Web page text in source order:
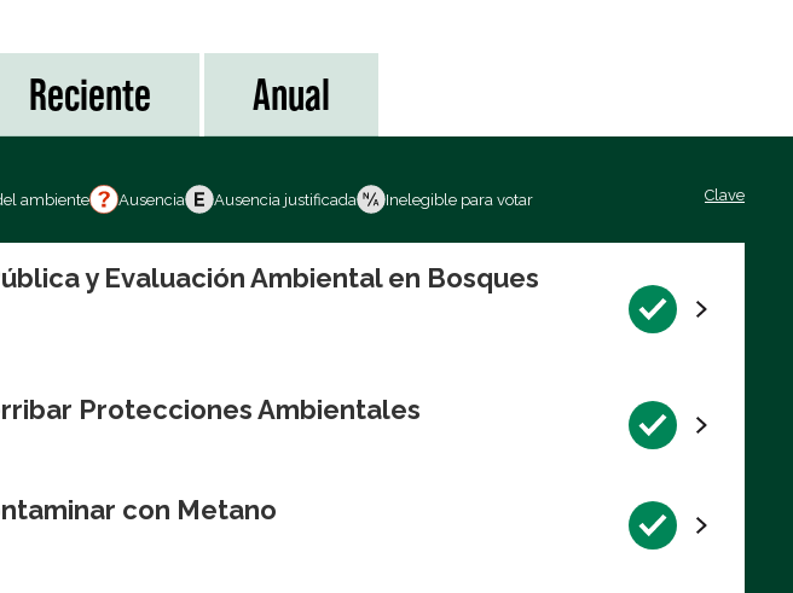
Reciente Anual
ambiente Ausencia Ausencia justificada Inelegible para votar Clave
y Evaluación Ambiental en Bosques
Protecciones Ambientales
con Metano